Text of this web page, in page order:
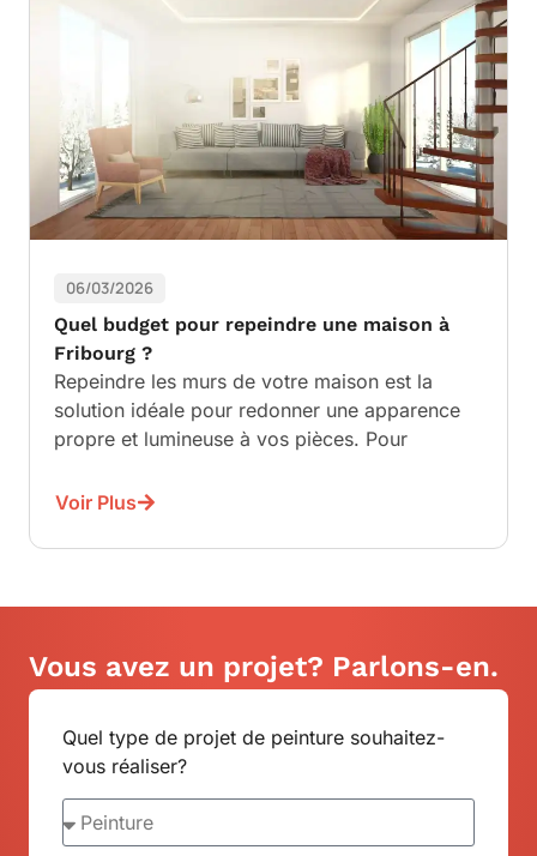
06/03/2026
Quel budget pour repeindre une maison à
Fribourg ?
Repeindre les murs de votre maison est la
solution idéale pour redonner une apparence
propre et lumineuse à vos pièces. Pour
Voir Plus
Vous avez un projet? Parlons-en.
Quel type de projet de peinture souhaitez-
vous réaliser?